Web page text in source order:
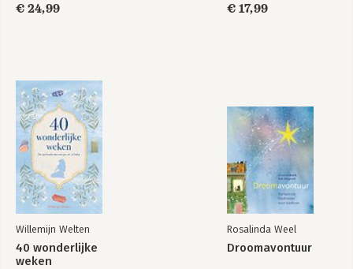
€ 24,99 € 17,99
Willemijn Welten
40 wonderlijke
weken
Rosalinda Weel
Droomavontuur